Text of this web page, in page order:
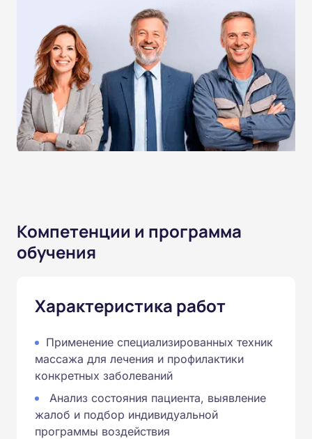
Компетенции и программа
обучения
Характеристика работ
Применение специализированных техник
массажа для лечения и профилактики
конкретных заболеваний
Анализ состояния пациента, выявление
жалоб и подбор индивидуальной
программы воздействия